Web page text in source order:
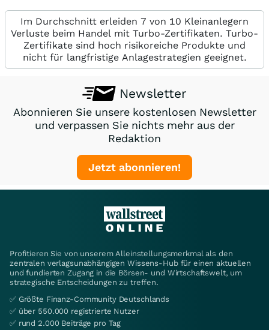
Im Durchschnitt erleiden 7 von 10 Kleinanlegern
Verluste beim Handel mit Turbo-Zertifikaten. Turbo-
Zertifikate sind hoch risikoreiche Produkte und
nicht für langfristige Anlagestrategien geeignet.
Newsletter
Abonnieren Sie unsere kostenlosen Newsletter
und verpassen Sie nichts mehr aus der
Redaktion
Jetzt abonnieren!
Profitieren Sie von unserem Alleinstellungsmerkmal als den
zentralen verlagsunabhängigen Wissens-Hub für einen aktuellen
und fundierten Zugang in die Börsen- und Wirtschaftswelt, um
strategische Entscheidungen zu treffen.
✅ Größte Finanz-Community Deutschlands
✅ über 550.000 registrierte Nutzer
✅ rund 2.000 Beiträge pro Tag